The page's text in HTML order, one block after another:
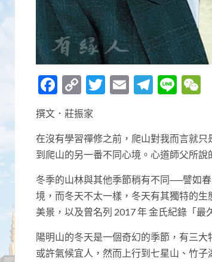
Facebook
Copy
Link
Twitter
EmailLine
撰文．莊振家
在沒有學習禪修之前，爬山對我而言就
到爬山的另一番不同心境。心道師父所
冬季的山林與其他季節稍有不同──譬如
境，而冬天不太一樣，冬天有其獨特的
美景，以及曾名列 2017 年 金氏紀錄「最
陽明山的冬天是一個奇幻的季節，有三
或許氣候宜人，然而上行到七星山、竹